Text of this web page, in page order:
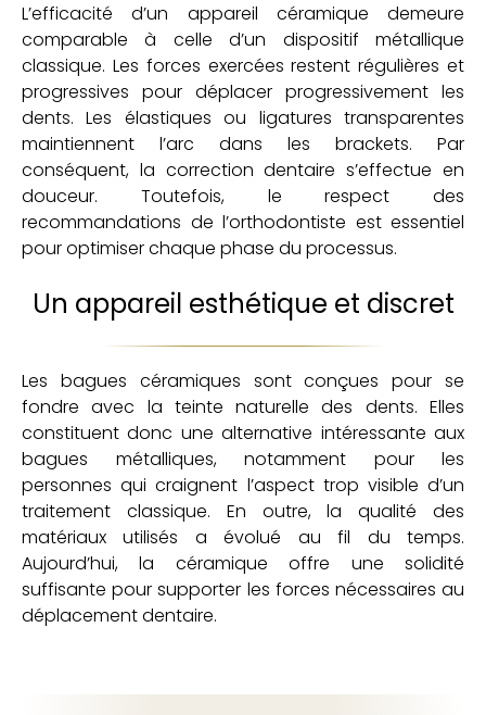
L’efficacité d’un appareil céramique demeure
comparable à celle d’un dispositif métallique
classique. Les forces exercées restent régulières et
progressives pour déplacer progressivement les
dents. Les élastiques ou ligatures transparentes
maintiennent l’arc dans les brackets. Par
conséquent, la correction dentaire s’effectue en
douceur. Toutefois, le respect des
recommandations de l’orthodontiste est essentiel
pour optimiser chaque phase du processus.
Un appareil esthétique et discret
Les bagues céramiques sont conçues pour se
fondre avec la teinte naturelle des dents. Elles
constituent donc une alternative intéressante aux
bagues métalliques, notamment pour les
personnes qui craignent l’aspect trop visible d’un
traitement classique. En outre, la qualité des
matériaux utilisés a évolué au fil du temps.
Aujourd’hui, la céramique offre une solidité
suffisante pour supporter les forces nécessaires au
déplacement dentaire.